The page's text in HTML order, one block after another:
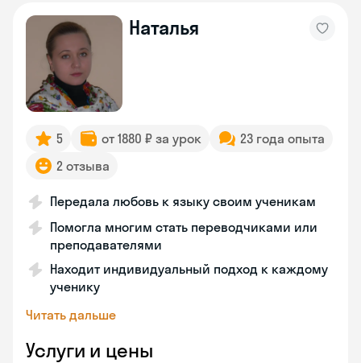
Наталья
5 от 1880 ₽ за урок
23 года опыта
2 отзыва
Передала любовь к языку своим ученикам
Помогла многим стать переводчиками или
преподавателями
Находит индивидуальный подход к каждому
ученику
Читать дальше
Услуги и цены